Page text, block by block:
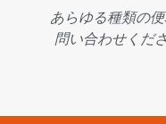
あらゆる種類の
問い合わせくださ